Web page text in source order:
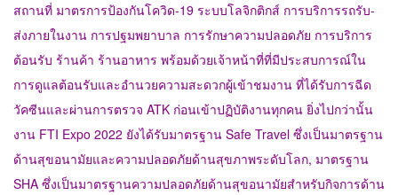
สถานที่ มาตรการป้องกันโควิด-19 ระบบโลจิกติกส์ การบริการรถรับ-
ส่งภายในงาน การปฐมพยาบาล การรักษาความปลอดภัย การบริการ
ต้อนรับ ร้านค้า ร้านอาหาร พร้อมด้วยเจ้าหน้าที่ที่มีประสบการณ์ใน
การดูแลต้อนรับและอำนวยความสะดวกผู้เข้าชมงาน ที่ได้รับการฉีด
วัคซีนและผ่านการตรวจ ATK ก่อนเข้าปฏิบัติงานทุกคน ยิ่งไปกว่านั้น
งาน FTI Expo 2022 ยังได้รับมาตรฐาน Safe Travel ซึ่งเป็นมาตรฐาน
ด้านสุขอนามัยและความปลอดภัยด้านสุขภาพระดับโลก, มาตรฐาน
SHA ซึ่งเป็นมาตรฐานความปลอดภัยด้านสุขอนามัยสำหรับกิจการด้าน